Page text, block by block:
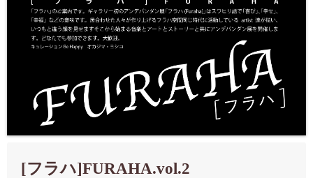
[フラハ]FURAHA.vol.2